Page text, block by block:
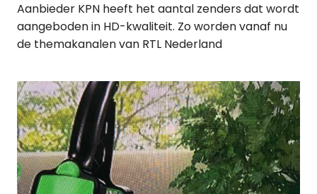
Aanbieder KPN heeft het aantal zenders dat wordt
aangeboden in HD-kwaliteit. Zo worden vanaf nu
de themakanalen van RTL Nederland